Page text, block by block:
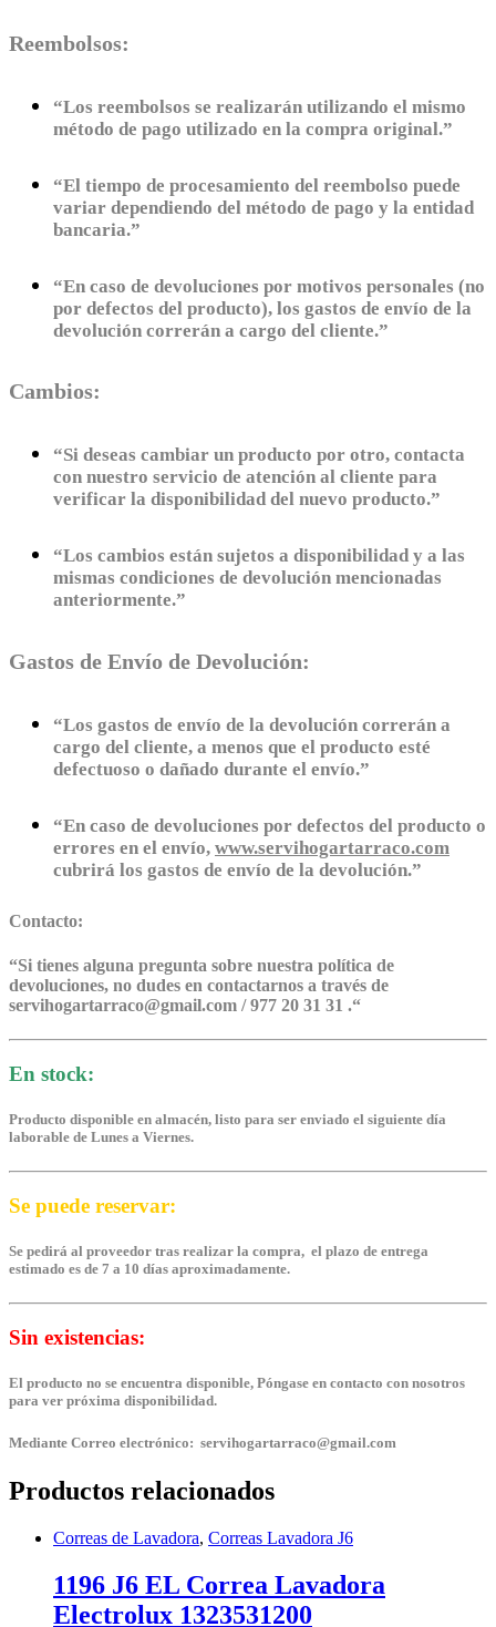
Reembolsos:
“Los reembolsos se realizarán utilizando el mismo
método de pago utilizado en la compra original.”
“El tiempo de procesamiento del reembolso puede
variar dependiendo del método de pago y la entidad
bancaria.”
“En caso de devoluciones por motivos personales (no
por defectos del producto), los gastos de envío de la
devolución correrán a cargo del cliente.”
Cambios:
“Si deseas cambiar un producto por otro, contacta
con nuestro servicio de atención al cliente para
verificar la disponibilidad del nuevo producto.”
“Los cambios están sujetos a disponibilidad y a las
mismas condiciones de devolución mencionadas
anteriormente.”
Gastos de Envío de Devolución:
“Los gastos de envío de la devolución correrán a
cargo del cliente, a menos que el producto esté
defectuoso o dañado durante el envío.”
“En caso de devoluciones por defectos del producto o
errores en el envío, www.servihogartarraco.com
cubrirá los gastos de envío de la devolución.”
Contacto:
“Si tienes alguna pregunta sobre nuestra política de
devoluciones, no dudes en contactarnos a través de
servihogartarraco@gmail.com / 977 20 31 31 .“
En stock:
Producto disponible en almacén, listo para ser enviado el siguiente día
laborable de Lunes a Viernes.
Se puede reservar:
Se pedirá al proveedor tras realizar la compra, el plazo de entrega
estimado es de 7 a 10 días aproximadamente.
Sin existencias:
El producto no se encuentra disponible, Póngase en contacto con nosotros
para ver próxima disponibilidad.
Mediante Correo electrónico: servihogartarraco@gmail.com
Productos relacionados
Correas de Lavadora, Correas Lavadora J6
1196 J6 EL Correa Lavadora
Electrolux 1323531200